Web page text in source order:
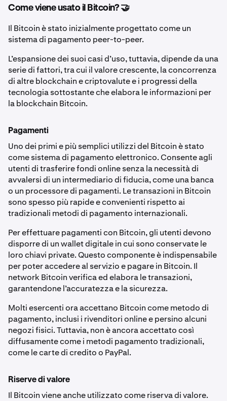
Come viene usato il Bitcoin? 🤝
Il Bitcoin è stato inizialmente progettato come un
sistema di pagamento peer-to-peer.
L’espansione dei suoi casi d’uso, tuttavia, dipende da una
serie di fattori, tra cui il valore crescente, la concorrenza
di altre blockchain e criptovalute e i progressi della
tecnologia sottostante che elabora le informazioni per
la blockchain Bitcoin.
Pagamenti
Uno dei primi e più semplici utilizzi del Bitcoin è stato
come sistema di pagamento elettronico. Consente agli
utenti di trasferire fondi online senza la necessità di
avvalersi di un intermediario di fiducia, come una banca
o un processore di pagamenti. Le transazioni in Bitcoin
sono spesso più rapide e convenienti rispetto ai
tradizionali metodi di pagamento internazionali.
Per effettuare pagamenti con Bitcoin, gli utenti devono
disporre di un wallet digitale in cui sono conservate le
loro chiavi private. Questo componente è indispensabile
per poter accedere al servizio e pagare in Bitcoin. Il
network Bitcoin verifica ed elabora le transazioni,
garantendone l’accuratezza e la sicurezza.
Molti esercenti ora accettano Bitcoin come metodo di
pagamento, inclusi i rivenditori online e persino alcuni
negozi fisici. Tuttavia, non è ancora accettato così
diffusamente come i metodi pagamento tradizionali,
come le carte di credito o PayPal.
Riserve di valore
Il Bitcoin viene anche utilizzato come riserva di valore.